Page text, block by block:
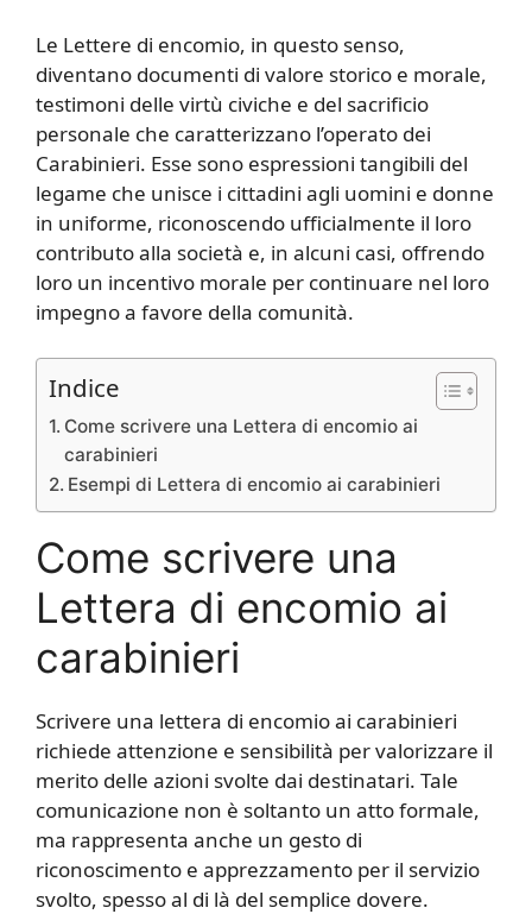
Le Lettere di encomio, in questo senso,
diventano documenti di valore storico e morale,
testimoni delle virtù civiche e del sacrificio
personale che caratterizzano l’operato dei
Carabinieri. Esse sono espressioni tangibili del
legame che unisce i cittadini agli uomini e donne
in uniforme, riconoscendo ufficialmente il loro
contributo alla società e, in alcuni casi, offrendo
loro un incentivo morale per continuare nel loro
impegno a favore della comunità.
Indice
Come scrivere una Lettera di encomio ai
carabinieri
Esempi di Lettera di encomio ai carabinieri
Come scrivere una
Lettera di encomio ai
carabinieri
Scrivere una lettera di encomio ai carabinieri
richiede attenzione e sensibilità per valorizzare il
merito delle azioni svolte dai destinatari. Tale
comunicazione non è soltanto un atto formale,
ma rappresenta anche un gesto di
riconoscimento e apprezzamento per il servizio
svolto, spesso al di là del semplice dovere.